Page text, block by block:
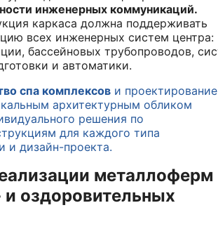
инженерных коммуникаций.
каркаса должна поддерживать
всех инженерных систем центра:
бассейновых трубопроводов,
и автоматики.
спа комплексов и проектирование
архитектурным обликом
решения по
для каждого типа
и дизайн-проекта.
металлоферм
и оздоровительных